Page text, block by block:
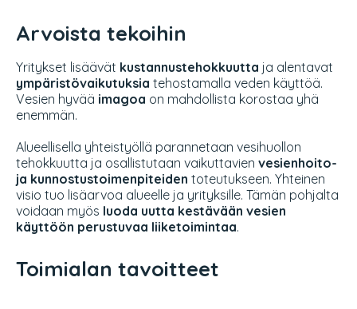
Arvoista tekoihin
Yritykset lisäävät kustannustehokkuutta ja alentavat
ympäristövaikutuksia tehostamalla veden käyttöä.
Vesien hyvää imagoa on mahdollista korostaa yhä
enemmän.
Alueellisella yhteistyöllä parannetaan vesihuollon
tehokkuutta ja osallistutaan vaikuttavien vesienhoito-
ja kunnostustoimenpiteiden toteutukseen. Yhteinen
visio tuo lisäarvoa alueelle ja yrityksille. Tämän pohjalta
voidaan myös luoda uutta kestävään vesien
käyttöön perustuvaa liiketoimintaa.
Toimialan tavoitteet